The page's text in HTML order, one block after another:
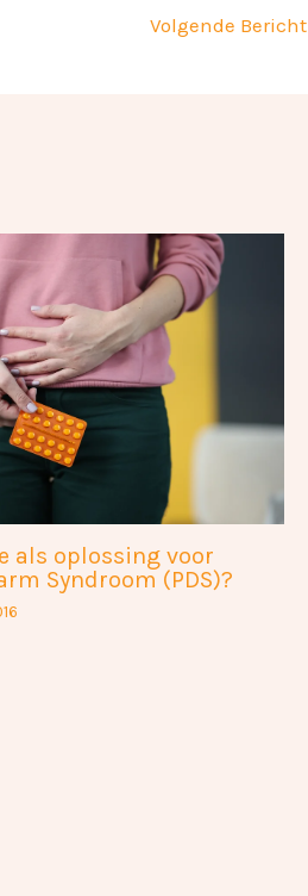
Volgende Bericht
als oplossing voor
Syndroom (PDS)?